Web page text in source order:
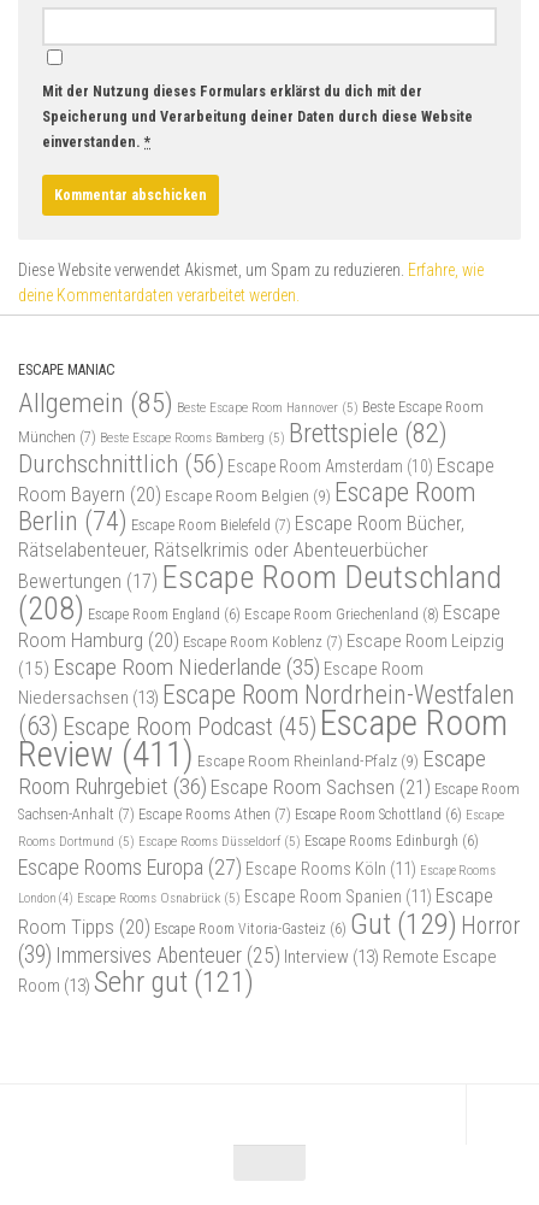
Mit der Nutzung dieses Formulars erklärst du dich mit der
Speicherung und Verarbeitung deiner Daten durch diese Website
einverstanden. *
Diese Website verwendet Akismet, um Spam zu reduzieren. Erfahre, wie
deine Kommentardaten verarbeitet werden.
ESCAPE MANIAC
Allgemein (85) Beste Escape Room Hannover (5) Beste Escape Room
München (7) Beste Escape Rooms Bamberg (5) Brettspiele (82)
Durchschnittlich (56) Escape Room Amsterdam (10) Escape
Room Bayern (20) Escape Room Belgien (9) Escape Room
Berlin (74) Escape Room Bielefeld (7) Escape Room Bücher,
Rätselabenteuer, Rätselkrimis oder Abenteuerbücher
Bewertungen (17) Escape Room Deutschland
(208) Escape Room England (6) Escape Room Griechenland (8) Escape
Room Hamburg (20) Escape Room Koblenz (7) Escape Room Leipzig
(15) Escape Room Niederlande (35) Escape Room
Niedersachsen (13) Escape Room Nordrhein-Westfalen
(63) Escape Room Podcast (45) Escape Room
Review (411) Escape Room Rheinland-Pfalz (9) Escape
Room Ruhrgebiet (36) Escape Room Sachsen (21) Escape Room
Sachsen-Anhalt (7) Escape Rooms Athen (7) Escape Room Schottland (6) Escape
Rooms Dortmund (5) Escape Rooms Düsseldorf (5) Escape Rooms Edinburgh (6)
Escape Rooms Europa (27) Escape Rooms Köln (11) Escape Rooms
London (4) Escape Rooms Osnabrück (5) Escape Room Spanien (11) Escape
Room Tipps (20) Escape Room Vitoria-Gasteiz (6) Gut (129) Horror
(39) Immersives Abenteuer (25) Interview (13) Remote Escape
Room (13) Sehr gut (121)